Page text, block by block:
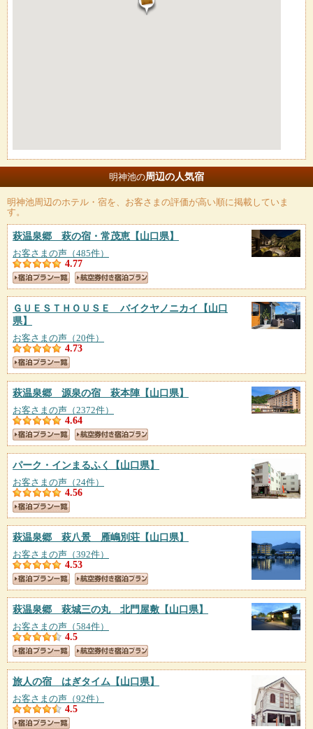
明神池の周辺の人気宿
明神池周辺のホテル・宿を、お客さまの評価が高い順に掲載していま
す。
萩温泉郷 萩の宿・常茂恵 【山口県】
お客さまの声（485件）
4.77
ＧＵＥＳＴＨＯＵＳＥ バイクヤノニカイ
【山口
県】
お客さまの声（20件）
4.73
萩温泉郷 源泉の宿 萩本陣【山口県】
お客さまの声（2372件）
4.64
パーク・インまるふく 【山口県】
お客さまの声（24件）
4.56
萩温泉郷 萩八景 雁嶋別荘 【山口県】
お客さまの声（392件）
4.53
萩温泉郷 萩城三の丸 北門屋敷 【山口県】
お客さまの声（584件）
4.5
旅人の宿 はぎタイム 【山口県】
お客さまの声（92件）
4.5